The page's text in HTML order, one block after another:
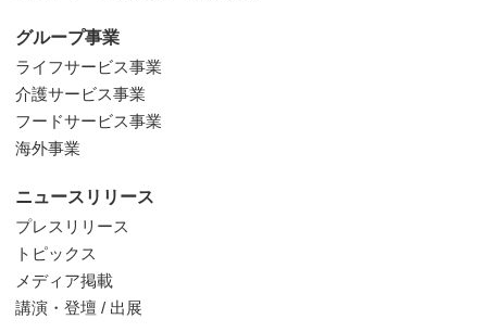
グループ事業
ライフサービス事業
介護サービス事業
フードサービス事業
海外事業
ニュースリリース
プレスリリース
トピックス
メディア掲載
講演・登壇 / 出展